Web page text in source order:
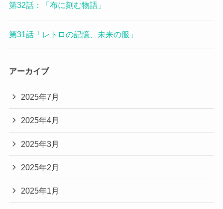
第32話：「布に刻む物語」
第31話「レトロの記憶、未来の服」
アーカイブ
2025年7月
2025年4月
2025年3月
2025年2月
2025年1月